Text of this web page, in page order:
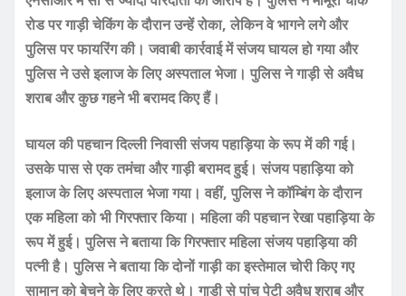
रोड पर गाड़ी चेकिंग के दौरान उन्हें रोका, लेकिन वे भागने लगे और
पुलिस पर फायरिंग की। जवाबी कार्रवाई में संजय घायल हो गया और
पुलिस ने उसे इलाज के लिए अस्पताल भेजा। पुलिस ने गाड़ी से अवैध
शराब और कुछ गहने भी बरामद किए हैं।
घायल की पहचान दिल्ली निवासी संजय पहाड़िया के रूप में की गई।
उसके पास से एक तमंचा और गाड़ी बरामद हुई। संजय पहाड़िया को
इलाज के लिए अस्पताल भेजा गया। वहीं, पुलिस ने कॉम्बिंग के दौरान
एक महिला को भी गिरफ्तार किया। महिला की पहचान रेखा पहाड़िया के
रूप में हुई। पुलिस ने बताया कि गिरफ्तार महिला संजय पहाड़िया की
पत्नी है। पुलिस ने बताया कि दोनों गाड़ी का इस्तेमाल चोरी किए गए
सामान को बेचने के लिए करते थे। गाड़ी से पांच पेटी अवैध शराब और